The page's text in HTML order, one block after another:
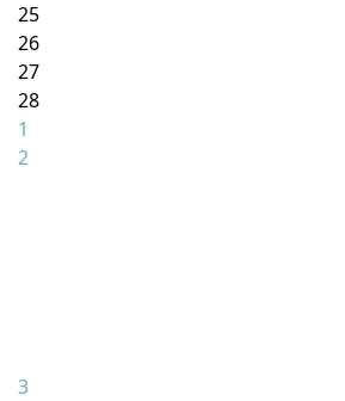
25
26
27
28
1
2
3